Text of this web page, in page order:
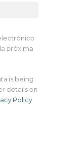
próxima
is being
details on
Policy